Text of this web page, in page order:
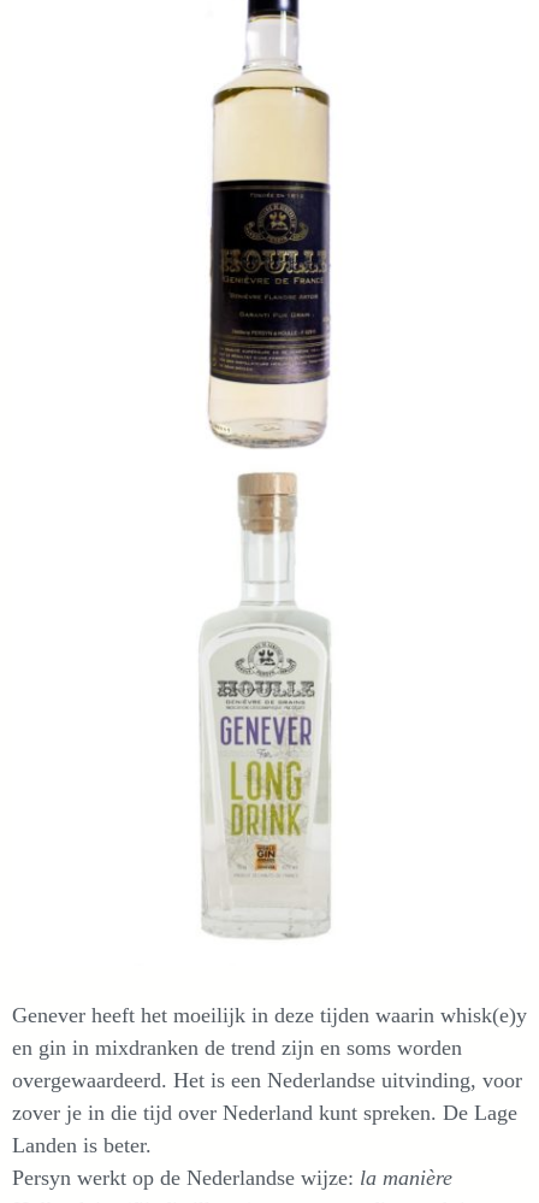
Genever heeft het moeilijk in deze tijden waarin whisk(e)y
en gin in mixdranken de trend zijn en soms worden
overgewaardeerd. Het is een Nederlandse uitvinding, voor
zover je in die tijd over Nederland kunt spreken. De Lage
Landen is beter.
Persyn werkt op de Nederlandse wijze: la manière